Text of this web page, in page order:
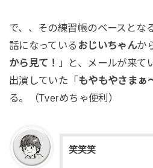
で、、その練習帳のベースとな
話になっている おじいちゃんか
から見て！
」と、メールが来て
出演していた「もやもやさまぁ
る。（Tverめちゃ便利）
笑笑笑